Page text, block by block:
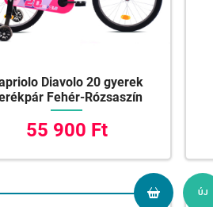
Diavolo 20 gyerek
Fehér-Rózsaszín
55 900 Ft
ÚJ